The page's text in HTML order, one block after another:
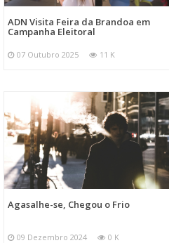
ADN Visita Feira da Brandoa em
Campanha Eleitoral
07 Outubro 2025 11 K
Agasalhe-se, Chegou o Frio
09 Dezembro 2024 0 K